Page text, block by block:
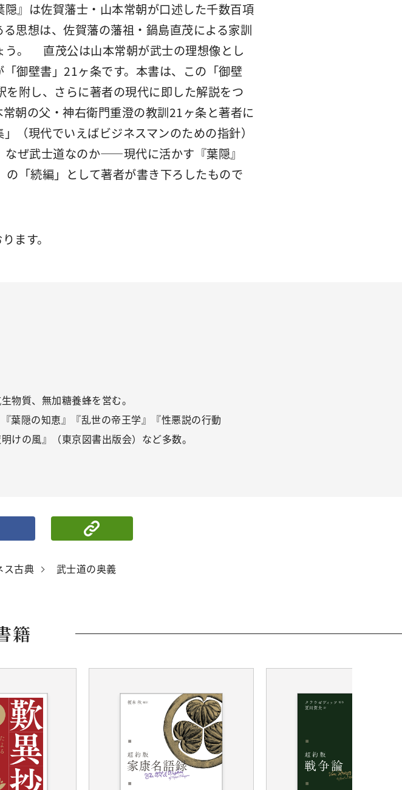
』は佐賀藩士・山本常朝が口述した千数百項
思想は、佐賀藩の藩祖・鍋島直茂による家訓
う。 直茂公は山本常朝が武士の理想像とし
御壁書」21ヶ条です。本書は、この「御壁
附し、さらに著者の現代に即した解説をつ
朝の父・神右衛門重澄の教訓21ヶ条と著者に
（現代でいえばビジネスマンのための指針）
なぜ武士道なのか――現代に活かす『葉隠』
「続編」として著者が書き下ろしたもので
ます。
物質、無加糖養蜂を営む。
葉隠の知恵』『乱世の帝王学』『性悪説の行動
けの風』（東京図書出版会）など多数。
ポストする シェアする
ス古典 武士道の奥義
籍